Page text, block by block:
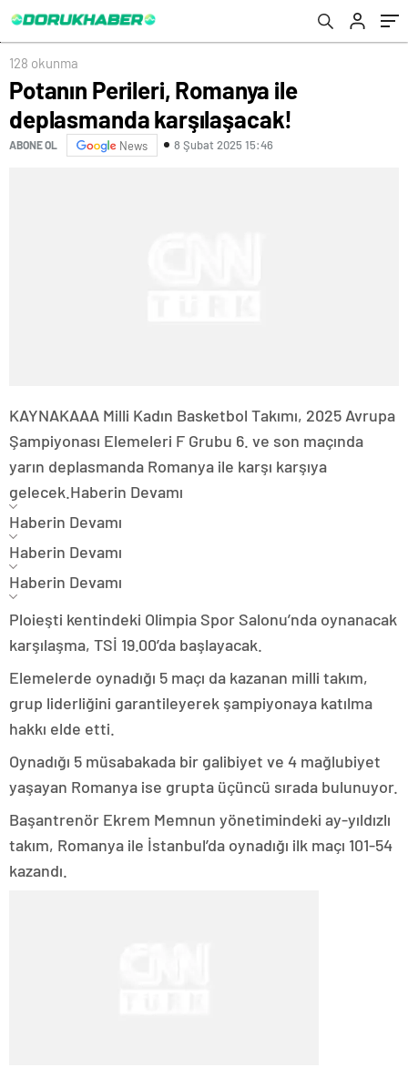
128 okunma
Potanın Perileri, Romanya ile
deplasmanda karşılaşacak!
ABONE OL News 8 Şubat 2025 15:46
KAYNAKAAA Milli Kadın Basketbol Takımı, 2025 Avrupa
Şampiyonası Elemeleri F Grubu 6. ve son maçında
yarın deplasmanda Romanya ile karşı karşıya
gelecek. Haberin Devamı
Haberin Devamı
Haberin Devamı
Haberin Devamı
Ploieşti kentindeki Olimpia Spor Salonu’nda oynanacak
karşılaşma, TSİ 19.00’da başlayacak.
Elemelerde oynadığı 5 maçı da kazanan milli takım,
grup liderliğini garantileyerek şampiyonaya katılma
hakkı elde etti.
Oynadığı 5 müsabakada bir galibiyet ve 4 mağlubiyet
yaşayan Romanya ise grupta üçüncü sırada bulunuyor.
Başantrenör Ekrem Memnun yönetimindeki ay-yıldızlı
takım, Romanya ile İstanbul’da oynadığı ilk maçı 101-54
kazandı.